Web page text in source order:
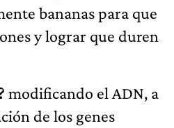
bananas para que
y lograr que duren
modificando el ADN, a
de los genes